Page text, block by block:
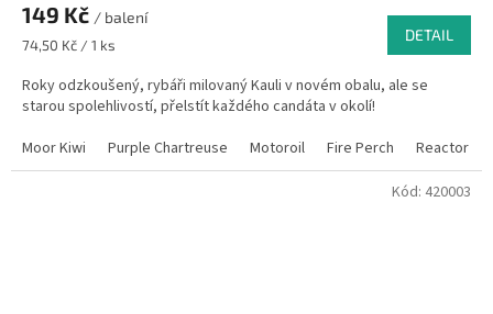
149 Kč / balení
Měrná
74,50 Kč / 1 ks
DETAIL
Roky odzkoušený, rybáři milovaný Kauli v novém obalu, ale se
starou spolehlivostí, přelstít každého candáta v okolí!
Moor Kiwi
Purple Chartreuse Motoroil Fire Perch Reactor
Kód: 420003